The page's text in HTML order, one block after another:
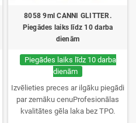
8058 9ml CANNI GLITTER.
Piegādes laiks līdz 10 darba
dienām
Piegādes laiks līdz 10 darba
dienām
Izvēlieties preces ar ilgāku piegādi
par zemāku cenuProfesionālas
kvalitātes gēla laka bez TPO.